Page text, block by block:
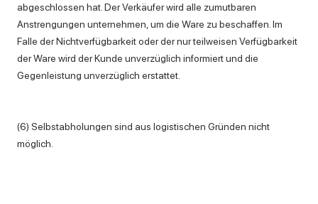
abgeschlossen hat. Der Verkäufer wird alle zumutbaren
Anstrengungen unternehmen, um die Ware zu beschaffen. Im
Falle der Nichtverfügbarkeit oder der nur teilweisen Verfügbarkeit
der Ware wird der Kunde unverzüglich informiert und die
Gegenleistung unverzüglich erstattet.
(6) Selbstabholungen sind aus logistischen Gründen nicht
möglich.